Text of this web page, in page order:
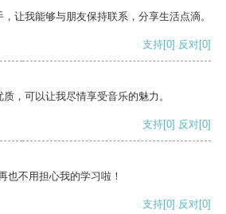
让我能够与朋友保持联系，分享生活点滴。
支持[0] 反对[0]
，可以让我尽情享受音乐的魅力。
支持[0] 反对[0]
也不用担心我的学习啦！
支持[0] 反对[0]